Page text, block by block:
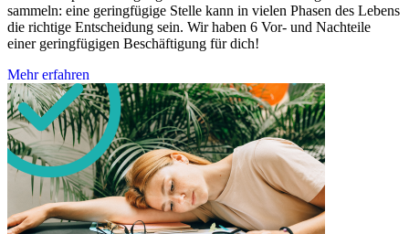
sammeln: eine geringfügige Stelle kann in vielen Phasen des Lebens
die richtige Entscheidung sein. Wir haben 6 Vor- und Nachteile
einer geringfügigen Beschäftigung für dich!
Mehr erfahren